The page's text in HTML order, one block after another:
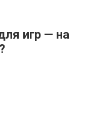
игр — на